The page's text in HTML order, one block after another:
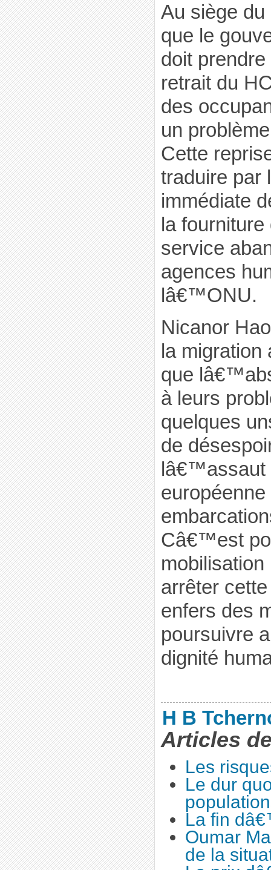
Au siège
que le
doit
retrait du
des
un
Cette
traduire par
immédiate
la
service
agences
lâ€™ONU.
Nicanor
la migration
que
à leurs
quelques
de
lâ€™assaut
Câ€™est
arrêter
enfers des
poursuivre
dignité
H B
Articles
Les
Le dur
La fin
Oumar
de la